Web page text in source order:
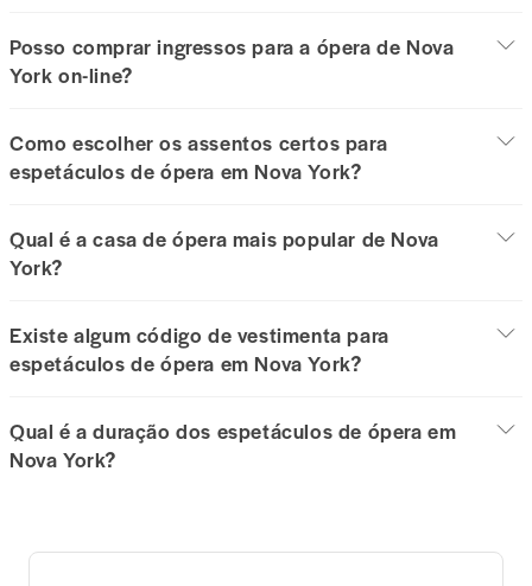
Posso comprar ingressos para a ópera de Nova
York on-line?
Como escolher os assentos certos para
espetáculos de ópera em Nova York?
Qual é a casa de ópera mais popular de Nova
York?
Existe algum código de vestimenta para
espetáculos de ópera em Nova York?
Qual é a duração dos espetáculos de ópera em
Nova York?